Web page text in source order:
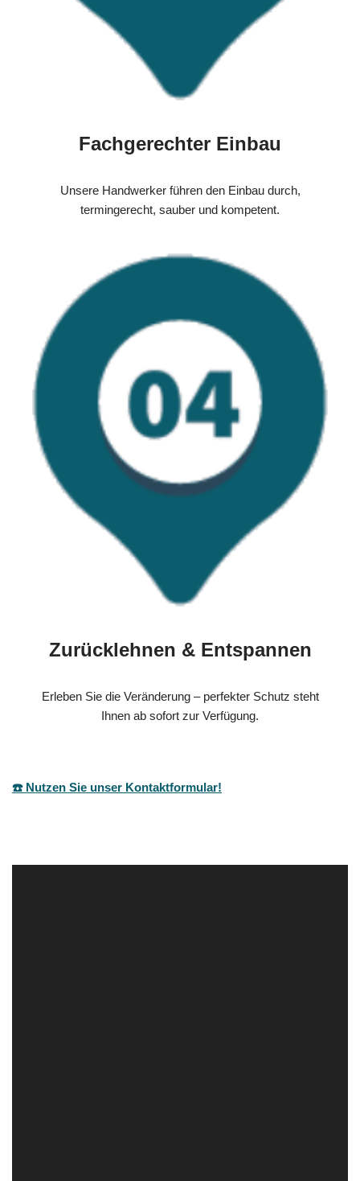
Fachgerechter Einbau
Unsere Handwerker führen den Einbau durch,
termingerecht, sauber und kompetent.
Zurücklehnen & Entspannen
Erleben Sie die Veränderung – perfekter Schutz steht
Ihnen ab sofort zur Verfügung.
☎️ Nutzen Sie unser Kontaktformular!